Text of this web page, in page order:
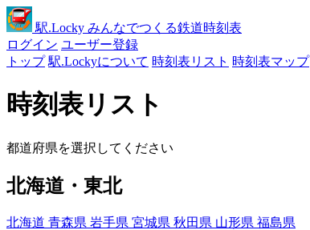
駅.Locky みんなでつくる鉄道時刻表
ログイン ユーザー登録
トップ 駅.Lockyについて 時刻表リスト 時刻表マップ
時刻表リスト
都道府県を選択してください
北海道・東北
北海道 青森県 岩手県 宮城県 秋田県 山形県 福島県